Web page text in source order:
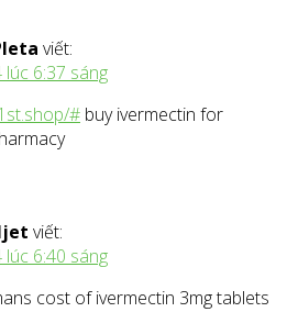
viết:
6:37 sáng
# buy ivermectin for
viết:
6:40 sáng
cost of ivermectin 3mg tablets